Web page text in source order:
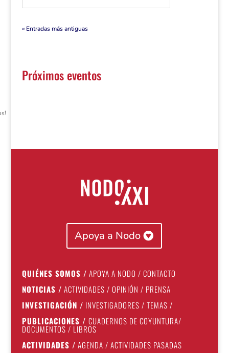
« Entradas más antiguas
Próximos eventos
Apoya a Nodo
QUIÉNES SOMOS / APOYA A NODO / CONTACTO
NOTICIAS / ACTIVIDADES / OPINIÓN / PRENSA
INVESTIGACIÓN / INVESTIGADORES / TEMAS /
PUBLICACIONES / CUADERNOS DE COYUNTURA/
DOCUMENTOS / LIBROS
ACTIVIDADES / AGENDA / ACTIVIDADES PASADAS